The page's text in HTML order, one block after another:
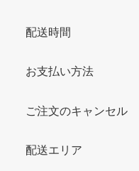
配送時間
お支払い方法
ご注文のキャンセル
配送エリア